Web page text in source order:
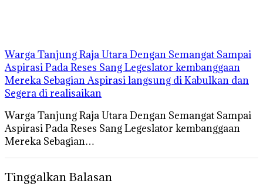
Warga Tanjung Raja Utara Dengan Semangat Sampai
Aspirasi Pada Reses Sang Legeslator kembanggaan
Mereka Sebagian Aspirasi langsung di Kabulkan dan
Segera di realisaikan
Warga Tanjung Raja Utara Dengan Semangat Sampai
Aspirasi Pada Reses Sang Legeslator kembanggaan
Mereka Sebagian…
Tinggalkan Balasan